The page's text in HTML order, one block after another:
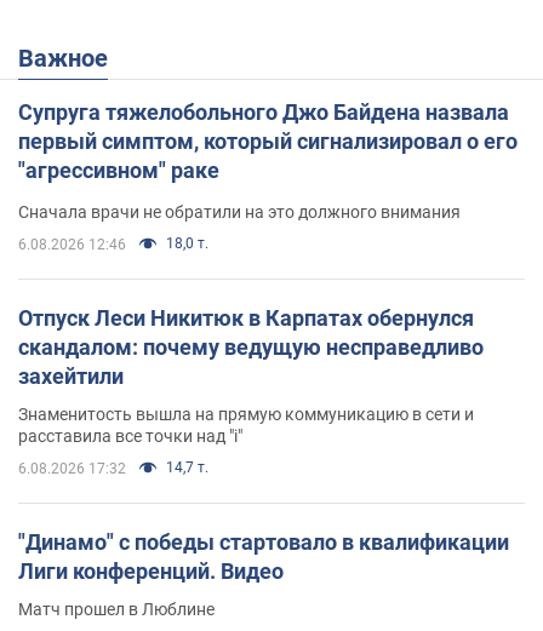
Важное
Супруга тяжелобольного Джо Байдена назвала
первый симптом, который сигнализировал о его
"агрессивном" раке
Сначала врачи не обратили на это должного внимания
6.08.2026 12:46 18,0 т.
Отпуск Леси Никитюк в Карпатах обернулся
скандалом: почему ведущую несправедливо
захейтили
Знаменитость вышла на прямую коммуникацию в сети и
расставила все точки над "i"
6.08.2026 17:32 14,7 т.
"Динамо" с победы стартовало в квалификации
Лиги конференций. Видео
Матч прошел в Люблине